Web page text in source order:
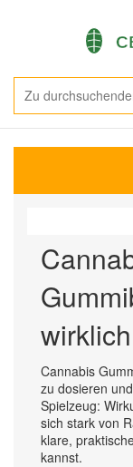
Cannabis
zu dosieren
Spielzeug:
sich stark von
klare,
kannst.